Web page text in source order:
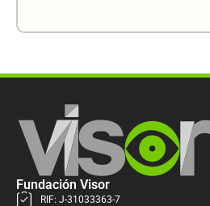
Fundación Visor
RIF: J-31033363-7